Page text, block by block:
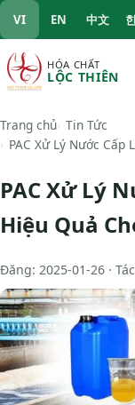
VI EN 中文
HÓA CHẤT
LỘC THIÊN
Trang chủ Tin Tức
PAC Xử Lý Nước Cấp
PAC Xử Lý
Hiệu Quả
Đăng: 2025-01-26 ·